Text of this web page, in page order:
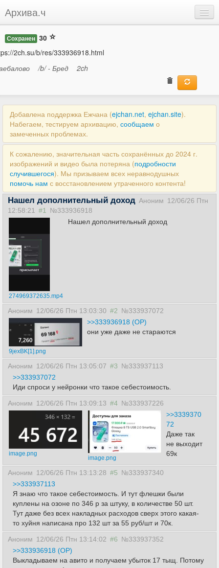
Архива.ч
Добавить
Войти
Сохранен 30
2ch.su/b/res/333936918.html
/b/ - Бред 2ch
Добавлена поддержка Ежчана (ejchan.net, ejchan.site).
Набегаем, тестируем архивацию, сообщаем о
замеченных проблемах.
К сожалению, значительная часть сохранённых до 2024 г.
изображений и видео была потеряна (подробности
случившегося). Мы призываем всех неравнодушных
помочь нам с восстановлением утраченного контента!
Нашел дополнительный доход Аноним 12/06/26 Птн
12:58:21
#1 №333936918
274969372635.mp4
Нашел дополнительный доход
Аноним 12/06/26 Птн 13:03:30 #2 №333937072
9jexBK[1].png
>>333936918 (OP)
они уже даже не стараются
Аноним 12/06/26 Птн 13:05:07 #3 №333937113
>>333937072
Иди спроси у нейронки что такое себестоимость.
Аноним 12/06/26 Птн 13:09:13 #4 №333937226
image.png
image.png
>>3339370
72
Даже так
не выходит
69к
Аноним 12/06/26 Птн 13:13:28 #5 №333937340
>>333937113
Я знаю что такое себестоимость. И тут флешки были
куплены на озоне по 346 р за штуку, в количестве 50 шт.
Тут даже без всех накладных расходов сверх этого какая-
то хуйня написана про 132 шт за 55 руб/шт и 70к.
Аноним 12/06/26 Птн 13:14:02 #6 №333937352
>>333936918 (OP)
Выкладываем на авито и получаем убыток 17 тыщ. Потому